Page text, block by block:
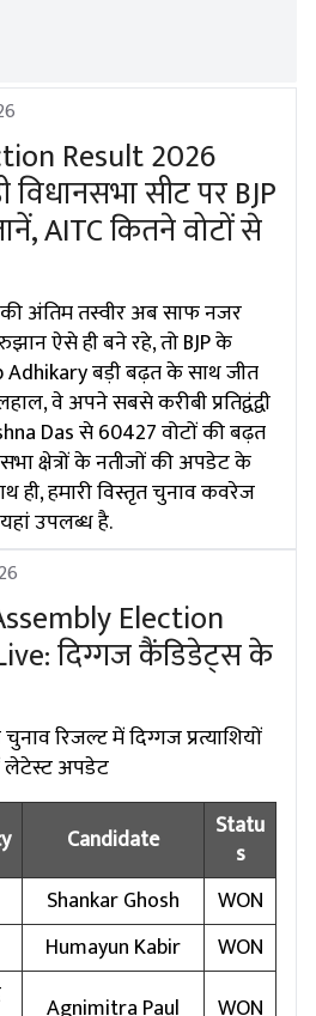
Result 2026
सीट पर BJP
AITC कितने वोटों से
अंतिम तस्वीर अब साफ नजर
ऐसे ही बने रहे, तो BJP के
Adhikary बड़ी बढ़त के साथ जीत
वे अपने सबसे करीबी प्रतिद्वंद्वी
Das से 60427 वोटों की बढ़त
क्षेत्रों के नतीजों की अपडेट के
ही, हमारी विस्तृत चुनाव कवरेज
उपलब्ध है.
Election
दिग्गज कैंडिडेट्स के
रिजल्ट में दिग्गज प्रत्याशियों
लेटेस्ट अपडेट
Candidate
Statu
s
Shankar Ghosh
WON
Humayun Kabir
WON